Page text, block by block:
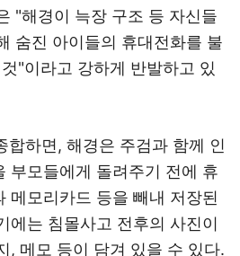
"해경이 늑장 구조 등 자신들
숨진 아이들의 휴대전화를 불
"이라고 강하게 반발하고 있
합하면, 해경은 주검과 함께 인
부모들에게 돌려주기 전에 휴
메모리카드 등을 빼내 저장된
에는 침몰사고 전후의 사진이
, 메모 등이 담겨 있을 수 있다.